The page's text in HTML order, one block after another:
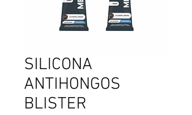
SILICONA
ANTIHONGOS
BLISTER